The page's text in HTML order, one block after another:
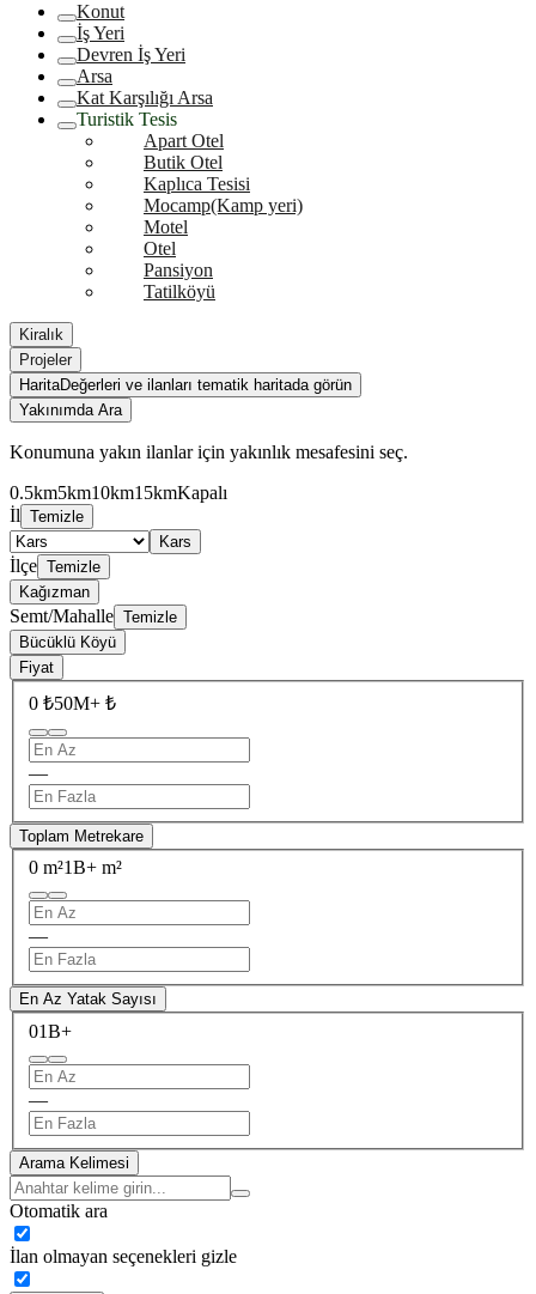
Konut
İş Yeri
Devren İş Yeri
Arsa
Kat Karşılığı Arsa
Turistik Tesis
Apart Otel
Butik Otel
Kaplıca Tesisi
Mocamp(Kamp yeri)
Motel
Otel
Pansiyon
Tatilköyü
Kiralık
Projeler
HaritaDeğerleri ve ilanları tematik haritada görün
Yakınımda Ara
Konumuna yakın ilanlar için yakınlık mesafesini seç.
0.5km5km10km15kmKapalı
İl Temizle
Kars
İlçe Temizle
Kağızman
Semt/Mahalle Temizle
Bücüklü Köyü
Fiyat
0 ₺50M+ ₺
—
Toplam Metrekare
0 m²1B+ m²
—
En Az Yatak Sayısı
01B+
—
Arama Kelimesi
Otomatik ara
İlan olmayan seçenekleri gizle